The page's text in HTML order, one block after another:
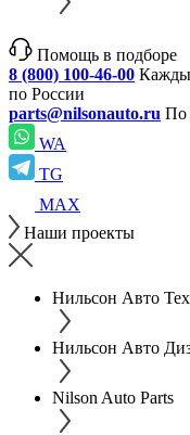
Помощь в подборе
8 (800) 100-46-00
по России
parts@nilsonauto.ru По
WA
TG
MAX
Наши проекты
Нильсон Авто
Нильсон Авто
Nilson Auto Parts